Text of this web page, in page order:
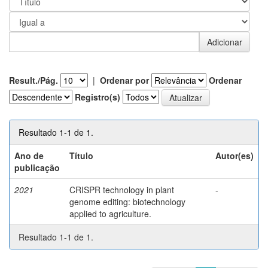
Result./Pág. | Ordenar por
Ordenar
Registro(s)
Resultado 1-1 de 1.
Ano de
publicação
Título Autor(es)
2021
CRISPR technology in plant
genome editing: biotechnology
applied to agriculture.
-
Resultado 1-1 de 1.